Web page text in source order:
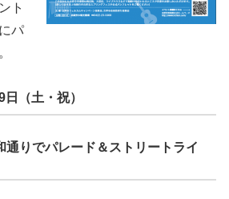
ト
パ
（土・祝）
通りでパレード＆ストリートライ